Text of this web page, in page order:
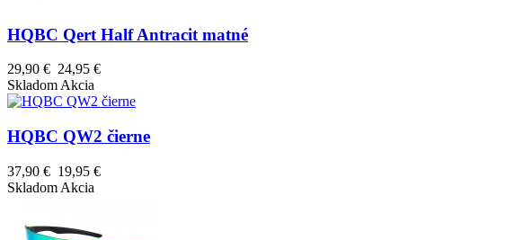
HQBC Qert Half Antracit matné
29,90 € 24,95 €
Skladom Akcia
HQBC QW2 čierne
37,90 € 19,95 €
Skladom Akcia